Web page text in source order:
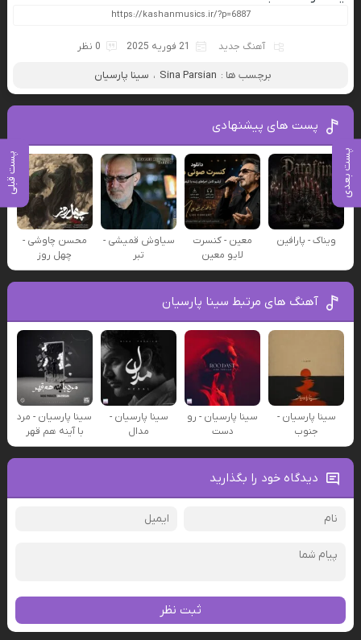
پست بعدی پست قبلی
آهنگ جدید 21 فوریه 2025 0 نظر
برچسب ها : Sina Parsian ، سینا پارسیان
پست های پیشنهادی
ویناک - پارافین
معین - کنسرت
لایو معین
سیاوش قمیشی -
تبر
محسن چاوشی -
چهل روز
آهنگ های مرتبط سینا پارسیان
سینا پارسیان -
جنوب
سینا پارسیان - رو
دست
سینا پارسیان -
مدال
سینا پارسیان - مرد
با آینه هم قهر
دیدگاه خود را بگذارید
ثبت نظر